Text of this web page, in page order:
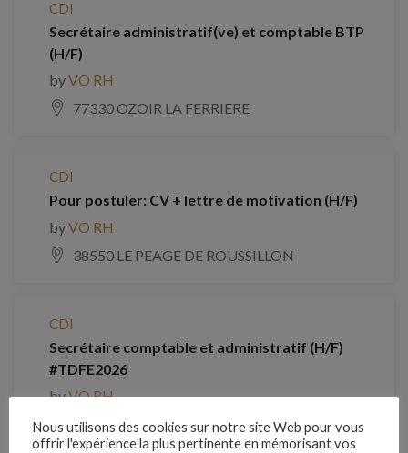
CDI
Secrétaire administratif(ve) et comptable BTP
(H/F)
byVO RH
77330 OZOIR LA FERRIERE
CDI
Pour postuler: CV + lettre de motivation (H/F)
byVO RH
38550 LE PEAGE DE ROUSSILLON
CDI
Secrétaire comptable et administratif (H/F)
#TDFE2026
byVO RH
13080 Aix-en-Provence
Nous utilisons des cookies sur notre site Web pour vous
offrir l'expérience la plus pertinente en mémorisant vos